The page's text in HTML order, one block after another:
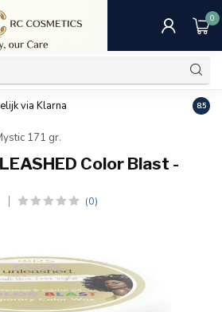
0
via Klarna 8.5
171 gr.
Color Blast -
(0)